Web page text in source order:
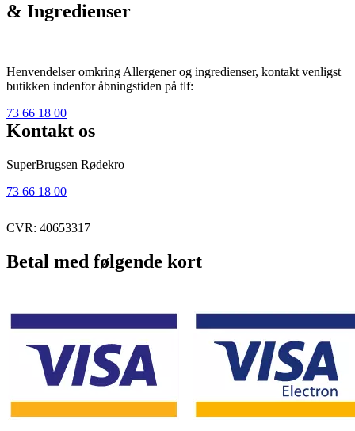
& Ingredienser
Henvendelser omkring Allergener og ingredienser, kontakt venligst
butikken indenfor åbningstiden på tlf:
73 66 18 00
Kontakt os
SuperBrugsen Rødekro
73 66 18 00
CVR: 40653317
Betal med følgende kort